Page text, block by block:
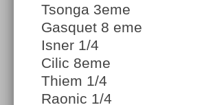
Tsonga 3eme
Gasquet 8 eme
Isner 1/4
Cilic 8eme
Thiem 1/4
Raonic 1/4